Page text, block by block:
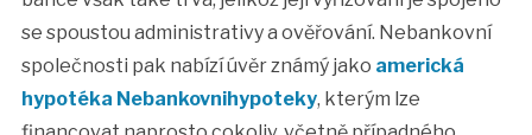
se spoustou administrativy a ověřování. Nebankovní
společnosti pak nabízí úvěr známý jako americká
hypotéka Nebankovnihypoteky, kterým lze